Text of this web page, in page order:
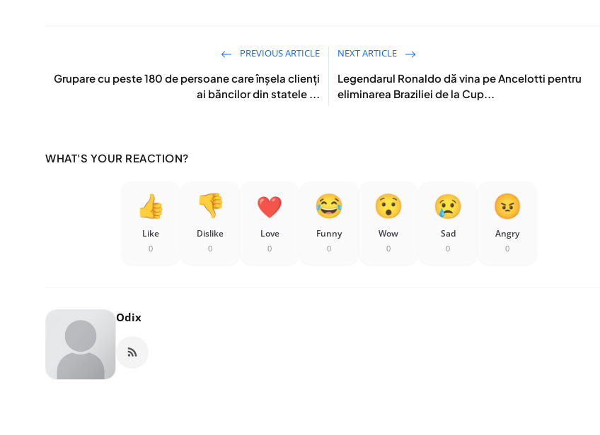
PREVIOUS ARTICLE
Grupare cu peste 180 de persoane care înșela clienți
ai băncilor din statele ...
NEXT ARTICLE
Legendarul Ronaldo dă vina pe Ancelotti pentru
eliminarea Braziliei de la Cup...
WHAT'S YOUR REACTION?
Like
0
Dislike
0
Love
0
Funny
0
Wow
0
Sad
0
Angry
0
Odix